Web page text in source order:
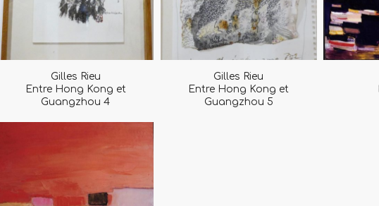
Gilles Rieu
Entre Hong Kong et
Guangzhou 4
Gilles Rieu
Entre Hong Kong et
Guangzhou 5